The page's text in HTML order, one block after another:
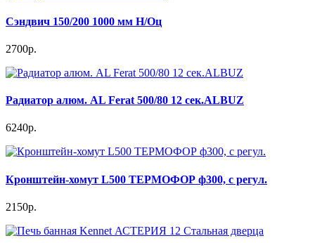
Сэндвич 150/200 1000 мм Н/Оц
2700р.
Радиатор алюм. AL Ferat 500/80 12 сек.ALBUZ
6240р.
Кронштейн-хомут L500 ТЕРМОФОР ф300, с регул.
2150р.